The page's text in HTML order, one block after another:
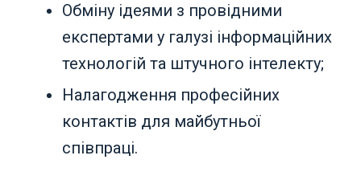
Обміну ідеями з провідними
експертами у галузі інформаційних
технологій та штучного інтелекту;
Налагодження професійних
контактів для майбутньої
співпраці.